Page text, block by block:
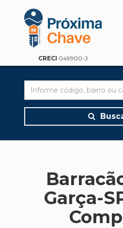
CRECI 049900-J
Garça-